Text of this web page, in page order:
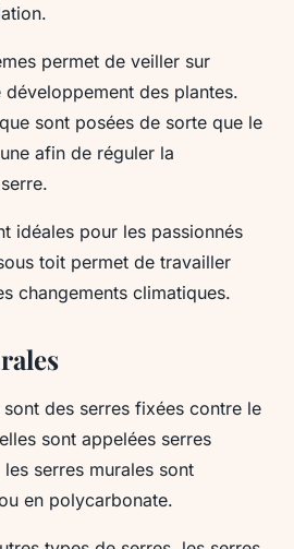
permet de veiller sur
développement des plantes.
sont posées de sorte que le
afin de réguler la
idéales pour les passionnés
toit permet de travailler
changements climatiques.
sont des serres fixées contre le
sont appelées serres
serres murales sont
en polycarbonate.